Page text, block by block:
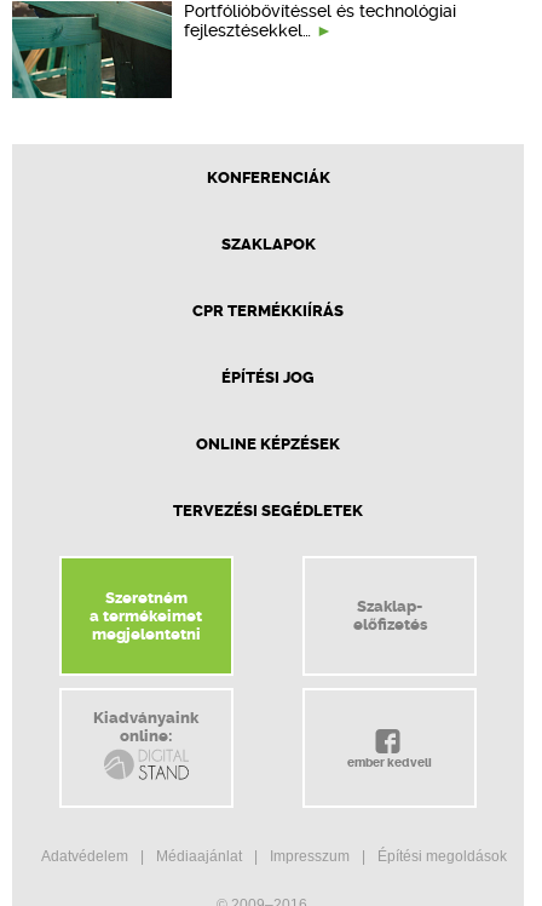
Portfólióbővítéssel és technológiai
fejlesztésekkel…
KONFERENCIÁK
SZAKLAPOK
CPR TERMÉKKIÍRÁS
ÉPÍTÉSI JOG
ONLINE KÉPZÉSEK
TERVEZÉSI SEGÉDLETEK
Szeretném
a termékeimet
megjelentetni
Szaklap-
előfizetés
Kiadványaink
online:
ember kedveli
Adatvédelem Médiaajánlat Impresszum Építési megoldások